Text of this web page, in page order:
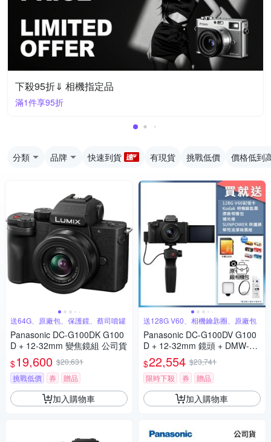
下殺95折⇓ 相機指定品
滿1件享95折
分類 品牌 快速到貨 有現貨 挑戰低價 價格低到
送64G、原廠包、保護鏡、蔡司噴罐
Panasonic DC-G100DK G100
D + 12-32mm 變焦鏡組 公司貨
$19,600 $20,631
挑戰低價
券 贈品
加入購物車
送128G V60、相機鑰匙圈、原廠包
Panasonic DC-G100DV G100
D + 12-32mm 鏡頭 + DMW-SH
GR2 三腳架握把組 公司貨
$22,554 $23,741
限時下殺
券 贈品
加入購物車